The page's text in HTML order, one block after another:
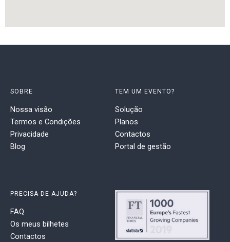
SOBRE
Nossa visão
Termos e Condições
Privacidade
Blog
TEM UM EVENTO?
Solução
Planos
Contactos
Portal de gestão
PRECISA DE AJUDA?
FAQ
Os meus bilhetes
Contactos